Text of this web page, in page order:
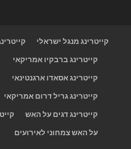
קייטרינג מנגל ישראלי
קייטרינג ברבקיו אמריקאי
קייטרינג אסאדו ארגנטינאי
קייטרינג גריל דרום אמריקאי
קייטרינג דגים על האש
על האש צמחוני לאירועים